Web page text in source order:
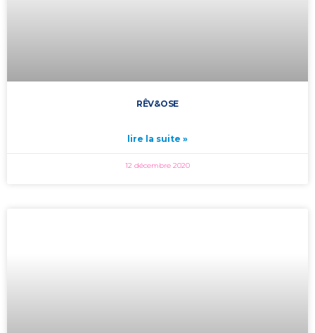
RÊV&OSE
lire la suite »
12 décembre 2020